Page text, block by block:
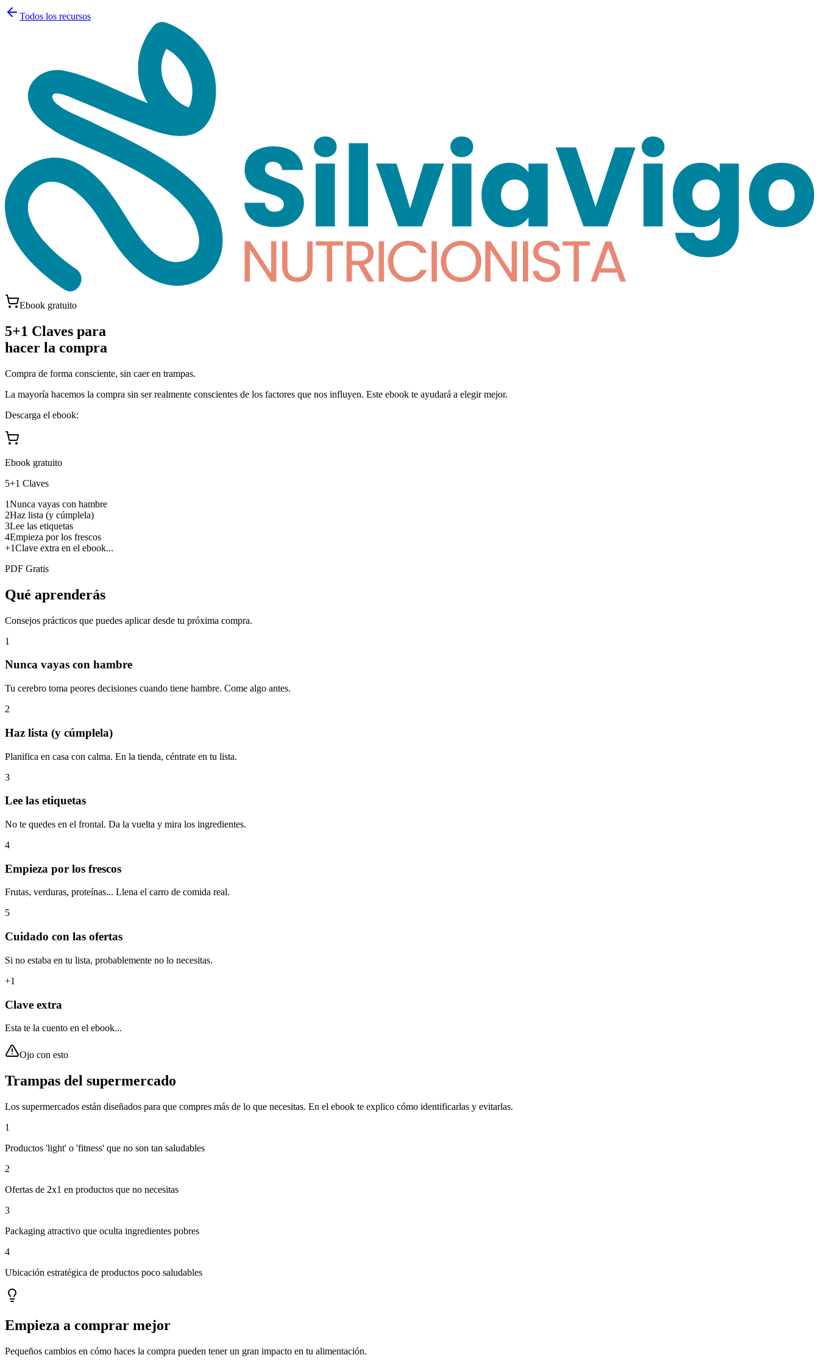
Todos los recursos
Ebook gratuito
5+1 Claves para
hacer la compra
Compra de forma consciente, sin caer en trampas.
La mayoría hacemos la compra sin ser realmente conscientes de los factores que nos influyen. Este ebook te ayudará a elegir mejor.
Descarga el ebook:
Ebook gratuito
5+1 Claves
1Nunca vayas con hambre
2Haz lista (y cúmplela)
3Lee las etiquetas
4Empieza por los frescos
+1Clave extra en el ebook...
PDF Gratis
Qué aprenderás
Consejos prácticos que puedes aplicar desde tu próxima compra.
1
Nunca vayas con hambre
Tu cerebro toma peores decisiones cuando tiene hambre. Come algo antes.
2
Haz lista (y cúmplela)
Planifica en casa con calma. En la tienda, céntrate en tu lista.
3
Lee las etiquetas
No te quedes en el frontal. Da la vuelta y mira los ingredientes.
4
Empieza por los frescos
Frutas, verduras, proteínas... Llena el carro de comida real.
5
Cuidado con las ofertas
Si no estaba en tu lista, probablemente no lo necesitas.
+1
Clave extra
Esta te la cuento en el ebook...
Ojo con esto
Trampas del supermercado
Los supermercados están diseñados para que compres más de lo que necesitas. En el ebook te explico cómo identificarlas y evitarlas.
1
Productos 'light' o 'fitness' que no son tan saludables
2
Ofertas de 2x1 en productos que no necesitas
3
Packaging atractivo que oculta ingredientes pobres
4
Ubicación estratégica de productos poco saludables
Empieza a comprar mejor
Pequeños cambios en cómo haces la compra pueden tener un gran impacto en tu alimentación.